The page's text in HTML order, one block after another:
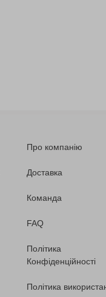
Про компанію
Доставка
Команда
FAQ
Політика
Конфіденційності
Політика